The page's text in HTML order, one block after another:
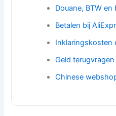
Douane, BTW en
Betalen bij
Inklaringskosten
Geld
Chinese